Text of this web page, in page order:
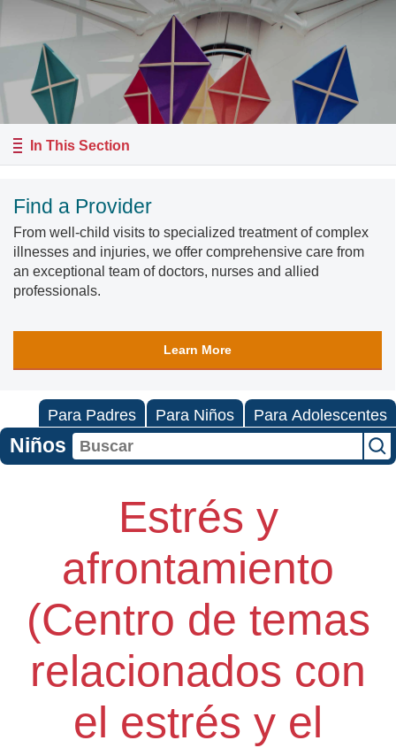
In This Section
Find a Provider
From well-child visits to specialized treatment of complex
illnesses and injuries, we offer comprehensive care from
an exceptional team of doctors, nurses and allied
professionals.
Learn More
Para Padres Para Niños Para Adolescentes
Niños
Estrés y
afrontamiento
(Centro de temas
relacionados con
el estrés y el